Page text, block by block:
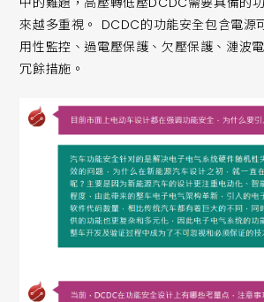
來越多重視。 DCDC的功能安全包含電源
用性監控、過電壓保護、欠壓保護、漣波
冗餘措施。